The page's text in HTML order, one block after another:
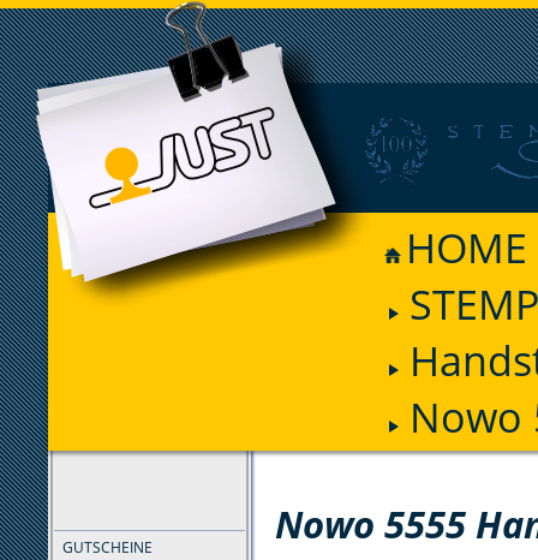
HOME
Nowo
GUTSCHEINE
Nowo 5555